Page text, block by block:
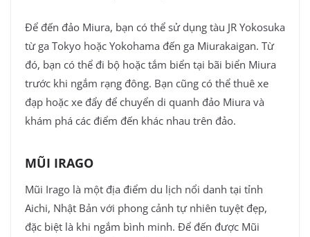
Để đến đảo Miura, bạn có thể sử dụng tàu JR Yokosuka
từ ga Tokyo hoặc Yokohama đến ga Miurakaigan. Từ
đó, bạn có thể đi bộ hoặc tắm biển tại bãi biển Miura
trước khi ngắm rạng đông. Bạn cũng có thể thuê xe
đạp hoặc xe đẩy để chuyển di quanh đảo Miura và
khám phá các điểm đến khác nhau trên đảo.
MŨI IRAGO
Mũi Irago là một địa điểm du lịch nổi danh tại tỉnh
Aichi, Nhật Bản với phong cảnh tự nhiên tuyệt đẹp,
đặc biệt là khi ngắm bình minh. Để đến được Mũi